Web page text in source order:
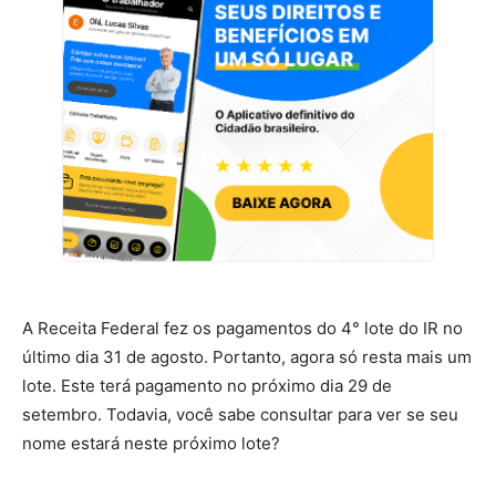
A Receita Federal fez os pagamentos do 4° lote do IR no
último dia 31 de agosto. Portanto, agora só resta mais um
lote. Este terá pagamento no próximo dia 29 de
setembro. Todavia, você sabe consultar para ver se seu
nome estará neste próximo lote?